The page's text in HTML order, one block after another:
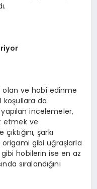
olan ve hobi edinme
koşullara da
incelemeler,
etmek ve
şarkı
gibi uğraşlarla
hobilerin ise en az
sıralandığını